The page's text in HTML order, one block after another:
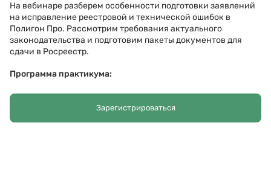
На вебинаре разберем особенности подготовки заявлений
на исправление реестровой и технической ошибок в
Полигон Про. Рассмотрим требования актуального
законодательства и подготовим пакеты документов для
сдачи в Росреестр.
Программа практикума:
Понятия технической и реестровой ошибки;
Подготовка межевого плана на исправление
Зарегистрироваться